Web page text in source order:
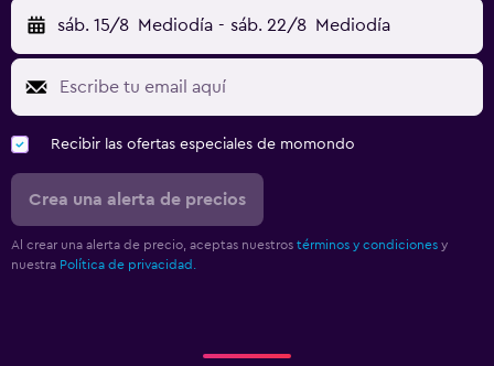
sáb. 15/8 Mediodía - sáb. 22/8 Mediodía
Recibir las ofertas especiales de momondo
Crea una alerta de precios
Al crear una alerta de precio, aceptas nuestros términos y condiciones y
nuestra Política de privacidad.